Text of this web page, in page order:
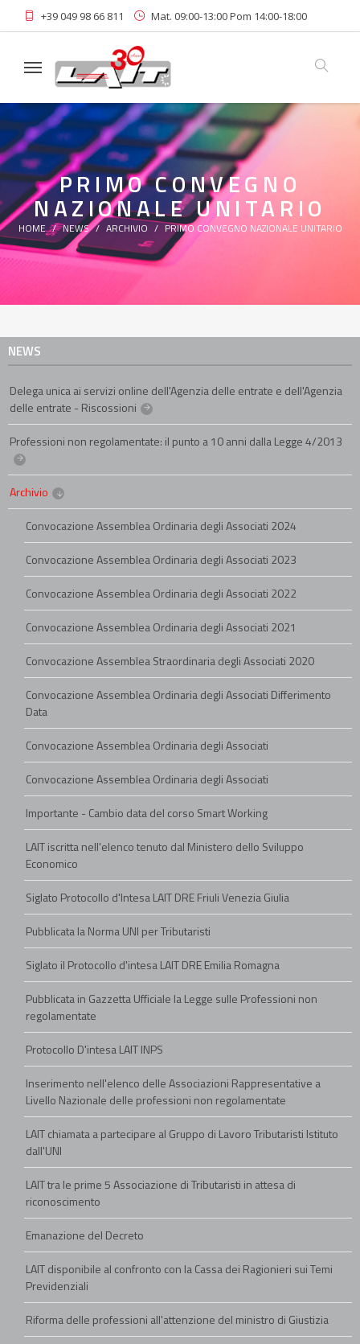
+39 049 98 66 811 Mat. 09:00-13:00 Pom 14:00-18:00
PRIMO CONVEGNO
NAZIONALE UNITARIO
HOME NEWS ARCHIVIO PRIMO CONVEGNO NAZIONALE UNITARIO
NEWS
Delega unica ai servizi online dell'Agenzia delle entrate e dell'Agenzia
delle entrate - Riscossioni
Professioni non regolamentate: il punto a 10 anni dalla Legge 4/2013
Archivio
Convocazione Assemblea Ordinaria degli Associati 2024
Convocazione Assemblea Ordinaria degli Associati 2023
Convocazione Assemblea Ordinaria degli Associati 2022
Convocazione Assemblea Ordinaria degli Associati 2021
Convocazione Assemblea Straordinaria degli Associati 2020
Convocazione Assemblea Ordinaria degli Associati Differimento
Data
Convocazione Assemblea Ordinaria degli Associati
Convocazione Assemblea Ordinaria degli Associati
Importante - Cambio data del corso Smart Working
LAIT iscritta nell'elenco tenuto dal Ministero dello Sviluppo
Economico
Siglato Protocollo d'Intesa LAIT DRE Friuli Venezia Giulia
Pubblicata la Norma UNI per Tributaristi
Siglato il Protocollo d'intesa LAIT DRE Emilia Romagna
Pubblicata in Gazzetta Ufficiale la Legge sulle Professioni non
regolamentate
Protocollo D'intesa LAIT INPS
Inserimento nell'elenco delle Associazioni Rappresentative a
Livello Nazionale delle professioni non regolamentate
LAIT chiamata a partecipare al Gruppo di Lavoro Tributaristi Istituto
dall'UNI
LAIT tra le prime 5 Associazione di Tributaristi in attesa di
riconoscimento
Emanazione del Decreto
LAIT disponibile al confronto con la Cassa dei Ragionieri sui Temi
Previdenziali
Riforma delle professioni all'attenzione del ministro di Giustizia